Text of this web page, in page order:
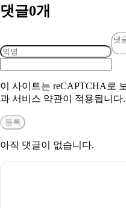
댓글0개
이 사이트는 reCAPTCHA로
과 서비스 약관이 적용됩니다.
등록
아직 댓글이 없습니다.